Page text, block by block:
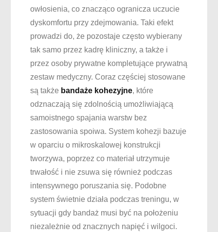
owłosienia, co znacząco ogranicza uczucie
dyskomfortu przy zdejmowania. Taki efekt
prowadzi do, że pozostaje często wybierany
tak samo przez kadrę kliniczny, a także i
przez osoby prywatne kompletujące prywatną
zestaw medyczny. Coraz częściej stosowane
są także bandaże kohezyjne, które
odznaczają się zdolnością umożliwiającą
samoistnego spajania warstw bez
zastosowania spoiwa. System kohezji bazuje
w oparciu o mikroskalowej konstrukcji
tworzywa, poprzez co materiał utrzymuje
trwałość i nie zsuwa się również podczas
intensywnego poruszania się. Podobne
system świetnie działa podczas treningu, w
sytuacji gdy bandaż musi być na położeniu
niezależnie od znacznych napięć i wilgoci.